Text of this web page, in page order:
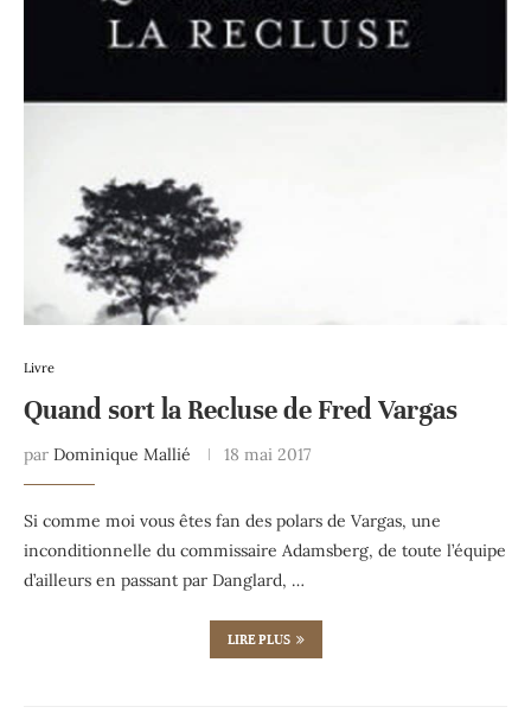
Livre
Quand sort la Recluse de Fred Vargas
par Dominique Mallié 18 mai 2017
Si comme moi vous êtes fan des polars de Vargas, une
inconditionnelle du commissaire Adamsberg, de toute l’équipe
d’ailleurs en passant par Danglard, …
LIRE PLUS